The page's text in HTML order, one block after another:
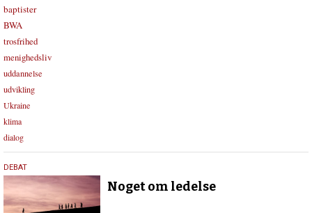
baptister
BWA
trosfrihed
menighedsliv
uddannelse
udvikling
Ukraine
klima
dialog
23.
juni
2022
DEBAT
Noget om ledelse